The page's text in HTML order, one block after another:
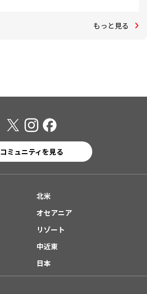
もっと見る
コミュニティを見る
北米
オセアニア
リゾート
中近東
日本